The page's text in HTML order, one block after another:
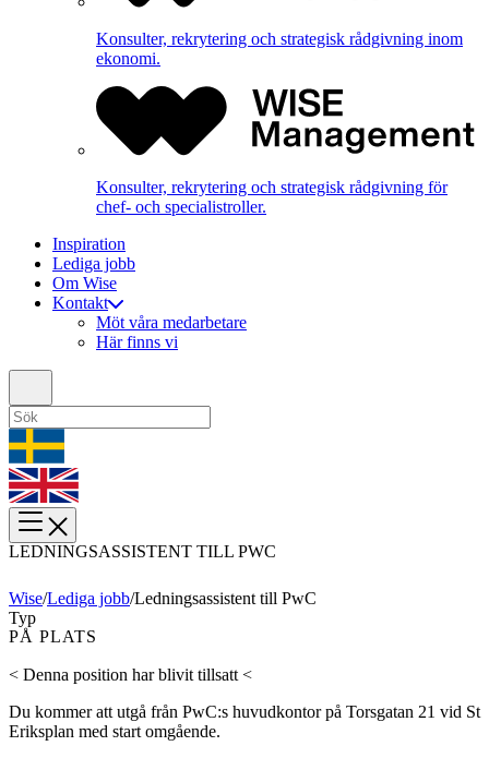
Konsulter, rekrytering och strategisk rådgivning inom
ekonomi.
Konsulter, rekrytering och strategisk rådgivning för
chef- och specialistroller.
Inspiration
Lediga jobb
Om Wise
Kontakt
Möt våra medarbetare
Här finns vi
LEDNINGSASSISTENT TILL PWC
Wise/Lediga jobb/Ledningsassistent till PwC
Typ
PÅ PLATS
< Denna position har blivit tillsatt <
Du kommer att utgå från PwC:s huvudkontor på Torsgatan 21 vid St
Eriksplan med start omgående.